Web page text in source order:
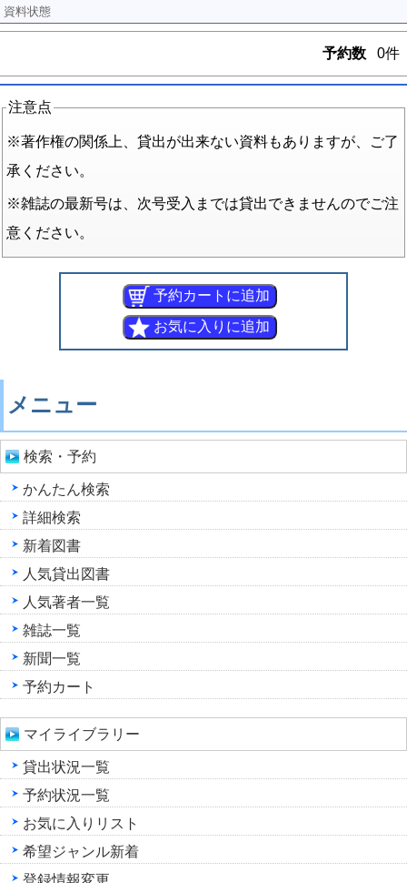
予約数 0件
注意点
※著作権の関係上、貸出が出来ない資料もありますが、ご了
承ください。
※雑誌の最新号は、次号受入までは貸出できませんのでご注
意ください。
メニュー
検索・予約
かんたん検索
詳細検索
新着図書
人気貸出図書
人気著者一覧
雑誌一覧
新聞一覧
予約カート
マイライブラリー
貸出状況一覧
予約状況一覧
お気に入りリスト
希望ジャンル新着
登録情報変更